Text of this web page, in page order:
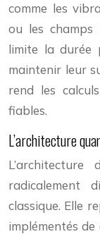
comme les
ou les champs
limite la durée
maintenir leur
rend les
fiables.
L’architecture
radicalement
classique. Elle
implémentés